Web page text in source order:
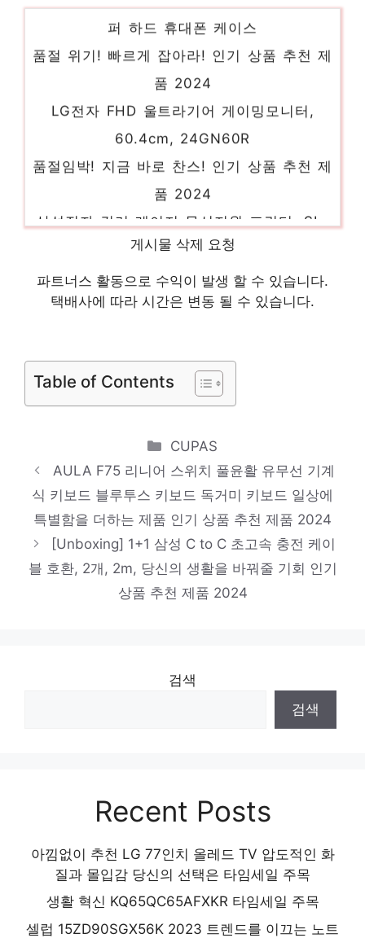
퍼 하드 휴대폰 케이스
품절 위기! 빠르게 잡아라! 인기 상품 추천 제
품 2024
LG전자 FHD 울트라기어 게이밍모니터,
60.4cm, 24GN60R
품절임박! 지금 바로 찬스! 인기 상품 추천 제
품 2024
삼성전자 컬러 레이저 무선지원 프린터, SL-
C513W
천 제품 2024
필립스 SkinIQ 5000 시리즈 전기면도기,
센스있는 선물, 지금 만나보세요! 인기 상품
추천 제품 2024
당신만의 독특한 스타일링 인기 상품 추천 제
품 2024
로지텍 MX KEYS S 무선 키보드, 그래파이
트, 920-011598, 일반형
당신만을 위한 특별한 세트 인기 상품 추천
제품 2024
기분 좋아지는, 당신만의 제품 인기 상품 추
게시물 삭제 요청
파트너스 활동으로 수익이 발생 할 수 있습니다.
택배사에 따라 시간은 변동 될 수 있습니다.
Table of Contents
Categories
CUPAS
AULA F75 리니어 스위치 풀윤활 유무선 기계
식 키보드 블루투스 키보드 독거미 키보드 일상에
특별함을 더하는 제품 인기 상품 추천 제품 2024
[Unboxing] 1+1 삼성 C to C 초고속 충전 케이
블 호환, 2개, 2m, 당신의 생활을 바꿔줄 기회 인기
상품 추천 제품 2024
검색
검색
Recent Posts
아낌없이 추천 LG 77인치 올레드 TV 압도적인 화
질과 몰입감 당신의 선택은 타임세일 주목
생활 혁신 KQ65QC65AFXKR 타임세일 주목
셀럽 15ZD90SGX56K 2023 트렌드를 이끄는 노트